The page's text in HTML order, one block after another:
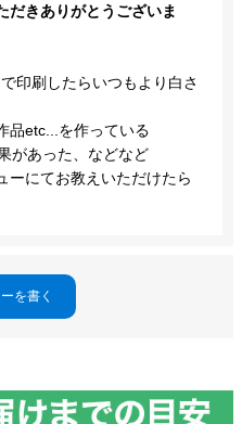
だきありがとうございま
印刷したらいつもより白さ
品etc...を作っている
があった、などなど
ーにてお教えいただけたら
を書く